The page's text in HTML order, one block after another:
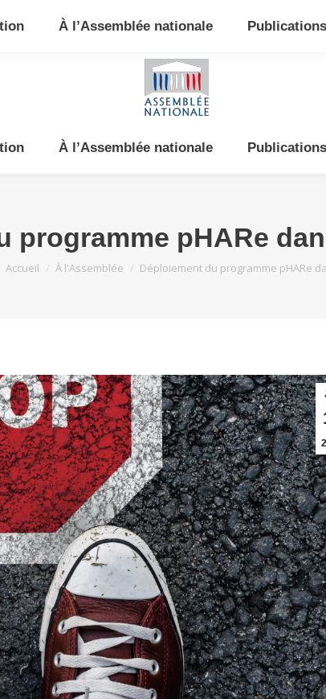
À l’Assemblée nationale Publications
programme pHARe
Vous êtes ici :
Accueil À l'Assemblée Déploiement du programme pHARe
À l’Assemblée nationale Publications